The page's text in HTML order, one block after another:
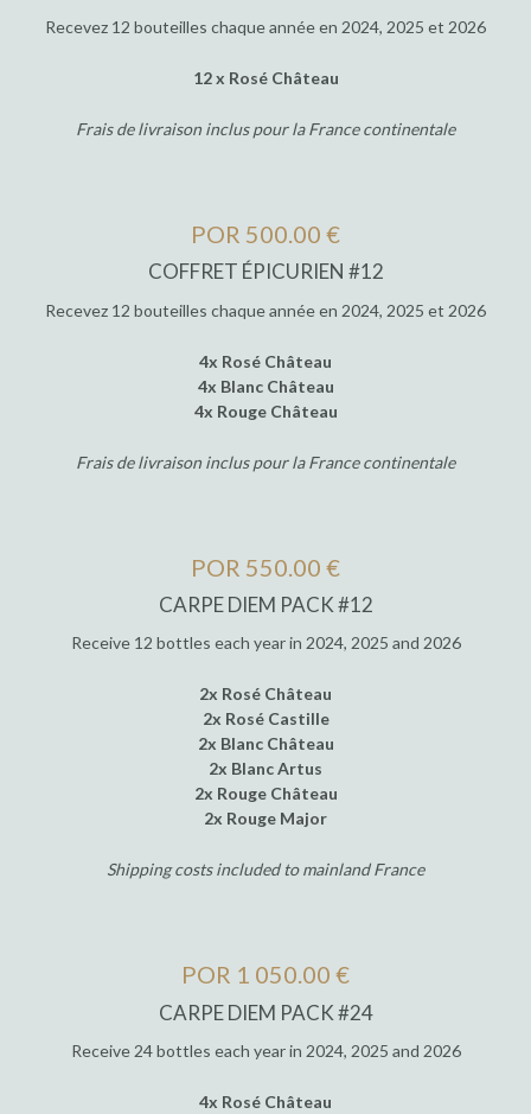
Recevez 12 bouteilles chaque année en 2024, 2025 et 2026
12 x Rosé Château
Frais de livraison inclus pour la France continentale
POR 500.00 €
COFFRET ÉPICURIEN #12
Recevez 12 bouteilles chaque année en 2024, 2025 et 2026
4x Rosé Château
4x Blanc Château
4x Rouge Château
Frais de livraison inclus pour la France continentale
POR 550.00 €
CARPE DIEM PACK #12
Receive 12 bottles each year in 2024, 2025 and 2026
2x Rosé Château
2x Rosé Castille
2x Blanc Château
2x Blanc Artus
2x Rouge Château
2x Rouge Major
Shipping costs included to mainland France
POR 1 050.00 €
CARPE DIEM PACK #24
Receive 24 bottles each year in 2024, 2025 and 2026
4x Rosé Château